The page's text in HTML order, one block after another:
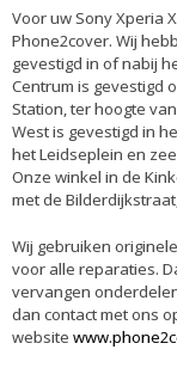
Voor uw Sony Xperia
Phone2cover. Wij
gevestigd in of nabij
Centrum is gevestigd
Station, ter hoogte
West is gevestigd in
het Leidseplein en
Onze winkel in de
met de
Wij gebruiken
voor alle reparaties.
vervangen
dan contact met ons
website